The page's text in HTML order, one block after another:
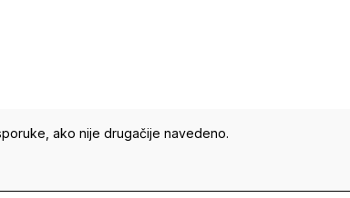
ako nije drugačije navedeno.